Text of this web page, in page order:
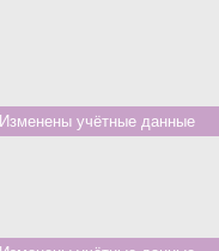
Изменены учётные данные